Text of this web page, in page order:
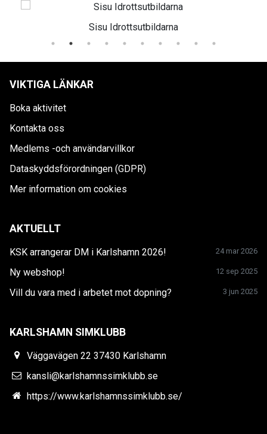
Sisu Idrottsutbildarna
VIKTIGA LÄNKAR
Boka aktivitet
Kontakta oss
Medlems -och användarvillkor
Dataskyddsförordningen (GDPR)
Mer information om cookies
AKTUELLT
KSK arrangerar DM i Karlshamn 2026! 24 mar 2026
Ny webshop! 12 sep 2025
Vill du vara med i arbetet mot dopning? 3 jun 2025
KARLSHAMN SIMKLUBB
Väggavägen 22 37430 Karlshamn
kansli@karlshamnssimklubb.se
https://www.karlshamnssimklubb.se/